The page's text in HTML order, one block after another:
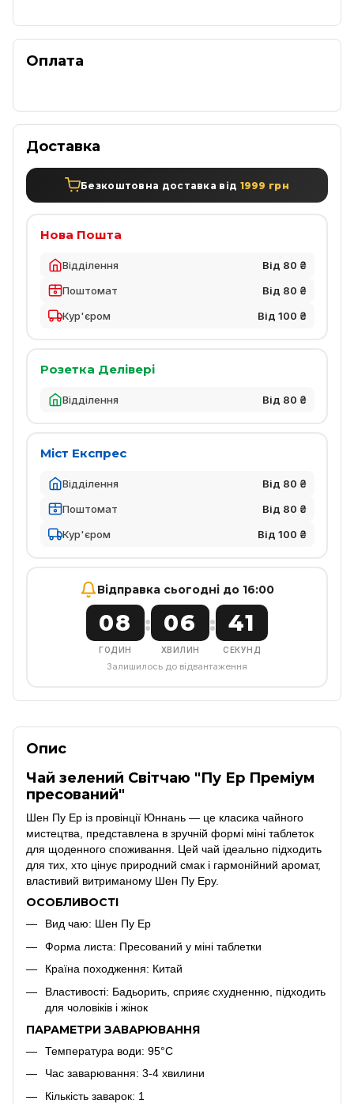
Оплата
Доставка
Безкоштовна доставка від 1999 грн
Нова Пошта
Відділення
Від 80 ₴
Поштомат
Від 80 ₴
Кур'єром
Від 100 ₴
Розетка Делівері
Відділення Від 80 ₴
Міст Експрес
Відділення
Від 80 ₴
Поштомат
Від 80 ₴
Кур'єром
Від 100 ₴
Відправка сьогодні до 16:00
08
ГОДИН
: 06
ХВИЛИН
: 41
СЕКУНД
Залишилось до відвантаження
Опис
Чай зелений Світчаю "Пу Ер Преміум
пресований"
Шен Пу Ер із провінції Юннань — це класика чайного
мистецтва, представлена в зручній формі міні таблеток
для щоденного споживання. Цей чай ідеально підходить
для тих, хто цінує природний смак і гармонійний аромат,
властивий витриманому Шен Пу Еру.
ОСОБЛИВОСТІ
Вид чаю: Шен Пу Ер
Форма листа: Пресований у міні таблетки
Країна походження: Китай
Властивості: Бадьорить, сприяє схудненню, підходить
для чоловіків і жінок
ПАРАМЕТРИ ЗАВАРЮВАННЯ
Температура води: 95°C
Час заварювання: 3-4 хвилини
Кількість заварок: 1